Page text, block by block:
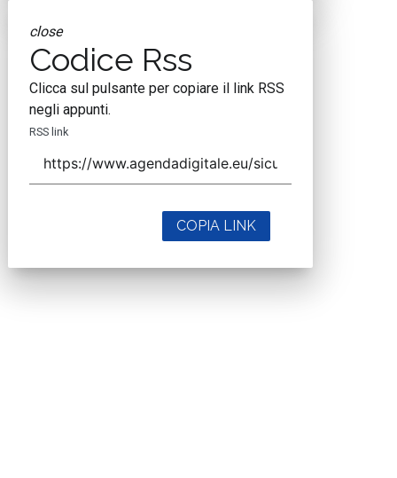
close
Codice Rss
Clicca sul pulsante per copiare il link RSS
negli appunti.
RSS link
COPIA LINK